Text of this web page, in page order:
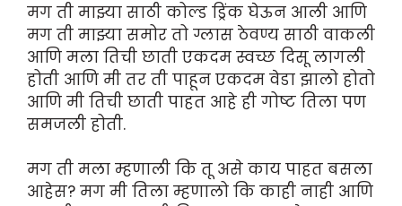
मग ती माझ्या साठी कोल्ड ड्रिंक घेऊन आली आणि
मग ती माझ्या समोर तो ग्लास ठेवण्य साठी वाकली
आणि मला तिची छाती एकदम स्वच्छ दिसू लागली
होती आणि मी तर ती पाहून एकदम वेडा झालो होतो
आणि मी तिची छाती पाहत आहे ही गोष्ट तिला पण
समजली होती.
मग ती मला म्हणाली कि तू असे काय पाहत बसला
आहेस? मग मी तिला म्हणालो कि काही नाही आणि